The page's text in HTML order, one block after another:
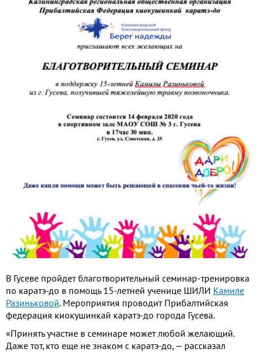
В Гусеве пройдет благотворительный семинар-тренировка
по каратэ-до в помощь 15-летней ученице ШИЛИ Камиле
Разиньковой. Мероприятия проводит Прибалтийская
федерация киокушинкай каратэ-до города Гусева.
«Принять участие в семинаре может любой желающий.
Даже тот, кто еще не знаком с каратэ-до, — рассказал